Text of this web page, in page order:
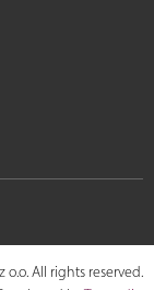
o.o. All rights reserved.